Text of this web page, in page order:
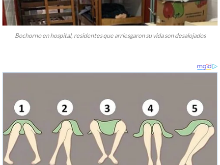
Bochorno en hospital, residentes que arriesgaron su vida son desalojados